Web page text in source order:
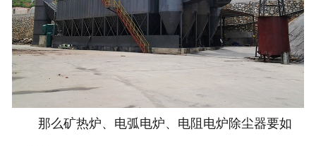
那么矿热炉、电弧电炉、电阻电炉除尘器要如